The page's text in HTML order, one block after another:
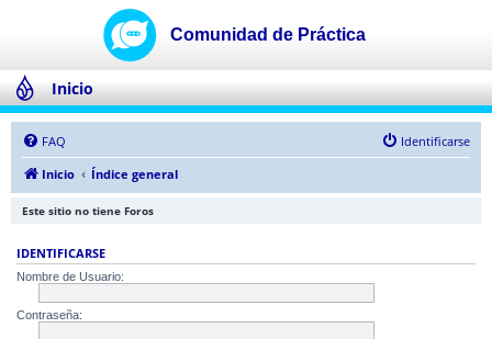
Inicio
FAQ
Identificarse
Inicio
Índice general
Este sitio no tiene Foros
IDENTIFICARSE
Nombre de Usuario:
Contraseña: